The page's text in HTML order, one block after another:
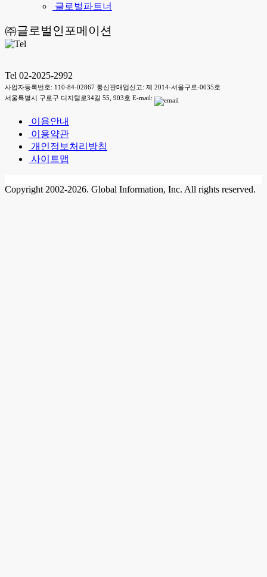
글로벌파트너
㈜글로벌인포메이션
Tel 02-2025-2992
사업자등록번호: 110-84-02867 통신판매업신고: 제 2014-서울구로-0035호
서울특별시 구로구 디지털로34길 55, 903호 E-mail:
이용안내
이용약관
개인정보처리방침
사이트맵
Copyright 2002-2026. Global Information, Inc. All rights reserved.